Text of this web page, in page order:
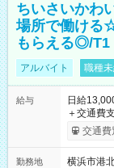
ちいさいかわ
場所で働ける
もらえる◎/T1
アルバイト 職種
給与
日給
＋交通費支給 ★交通費全額支給！ ┗案件により
いOK！
ンビニATM
交通費
勤務地
横浜市港